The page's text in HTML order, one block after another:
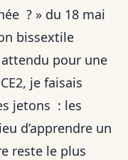
? » du 18 mai
bissextile
pour une
je faisais
jetons : les
d’apprendre un
reste le plus